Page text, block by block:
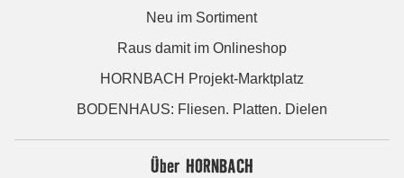
Neu im Sortiment
Raus damit im Onlineshop
HORNBACH Projekt-Marktplatz
BODENHAUS: Fliesen. Platten. Dielen
Über HORNBACH